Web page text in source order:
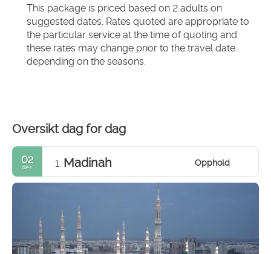
This package is priced based on 2 adults on
suggested dates. Rates quoted are appropriate to
the particular service at the time of quoting and
these rates may change prior to the travel date
depending on the seasons.
Oversikt dag for dag
02
des. 1. Madinah Opphold